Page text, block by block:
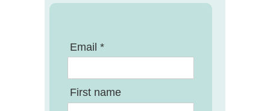
Email *
First name